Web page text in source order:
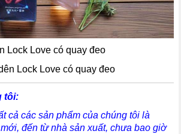
Lock Love có quay đeo
tôi:
cả các sản phẩm của chúng tôi là
đến từ nhà sản xuất, chưa bao giờ